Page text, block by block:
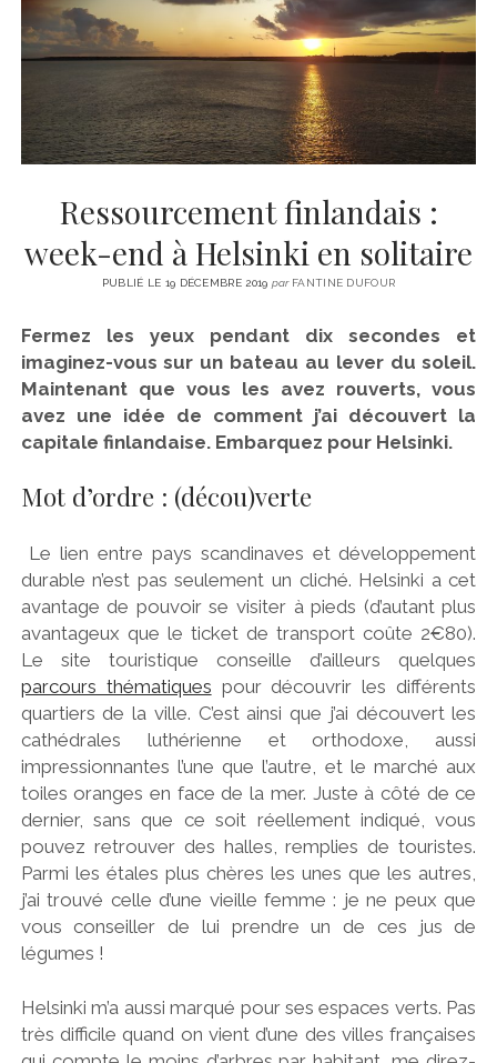
CINÉMA
LITTÉRATURE
ÉCONOMIE
SPORT
MÉDIAS
SANTÉ
instagram
emailemail-
form
Ressourcement finlandais :
week-end à Helsinki en solitaire
PUBLIÉ LE 19 DÉCEMBRE 2019 parFANTINE DUFOUR
Fermez les yeux pendant dix secondes et
imaginez-vous sur un bateau au lever du soleil.
Maintenant que vous les avez rouverts, vous
avez une idée de comment j’ai découvert la
capitale finlandaise. Embarquez pour Helsinki.
Mot d’ordre : (décou)verte
Le lien entre pays scandinaves et développement
durable n’est pas seulement un cliché. Helsinki a cet
avantage de pouvoir se visiter à pieds (d’autant plus
avantageux que le ticket de transport coûte 2€80).
Le site touristique conseille d’ailleurs quelques
parcours thématiques pour découvrir les différents
quartiers de la ville. C’est ainsi que j’ai découvert les
cathédrales luthérienne et orthodoxe, aussi
impressionnantes l’une que l’autre, et le marché aux
toiles oranges en face de la mer. Juste à côté de ce
dernier, sans que ce soit réellement indiqué, vous
pouvez retrouver des halles, remplies de touristes.
Parmi les étales plus chères les unes que les autres,
j’ai trouvé celle d’une vieille femme : je ne peux que
vous conseiller de lui prendre un de ces jus de
légumes !
Helsinki m’a aussi marqué pour ses espaces verts. Pas
très difficile quand on vient d’une des villes françaises